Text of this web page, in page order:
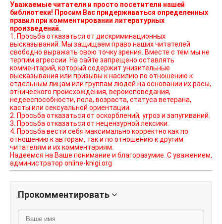
Уважаемые читатели и просто посетители нашей
библиотеки! Просим Вас придерживаться определенных
правил при комментировании литературных
произведений.
1. Просьба отказаться от дискриминационных
высказываний. Мы защищаем право наших читателей
свободно выражать свою точку зрения. Вместе с тем мы не
терпим агрессии. На сайте запрещено оставлять
комментарий, который содержит унизительные
высказывания или призывы к насилию по отношению к
отдельным лицам или группам людей на основании их расы,
этнического происхождения, вероисповедания,
недееспособности, пола, возраста, статуса ветерана,
касты или сексуальной ориентации.
2. Просьба отказаться от оскорблений, угроз и запугиваний.
3. Просьба отказаться от нецензурной лексики.
4. Просьба вести себя максимально корректно как по
отношению к авторам, так и по отношению к другим
читателям и их комментариям.
Надеемся на Ваше понимание и благоразумие. С уважением,
администратор online-knigi.org
Прокомментировать